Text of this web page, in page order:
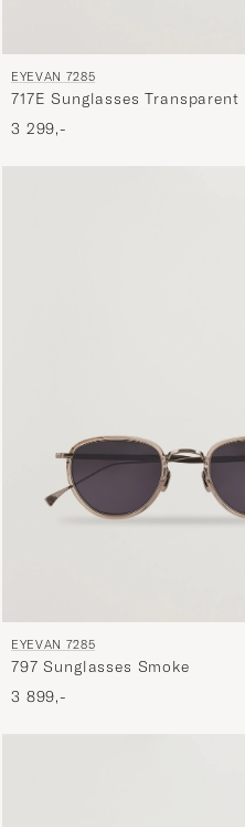
EYEVAN 7285
717E Sunglasses Transparent
3 299,-
EYEVAN 7285
797 Sunglasses Smoke
3 899,-